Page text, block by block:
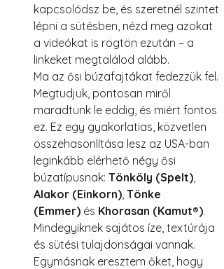
kapcsolódsz be, és szeretnél szintet
lépni a sütésben, nézd meg azokat
a videókat is rögtön ezután – a
linkeket megtalálod alább.
Ma az ősi búzafajtákat fedezzük fel.
Megtudjuk, pontosan miről
maradtunk le eddig, és miért fontos
ez. Ez egy gyakorlatias, közvetlen
összehasonlítása lesz az USA-ban
leginkább elérhető négy ősi
búzatípusnak: Tönköly (Spelt)
Alakor (Einkorn) Tönke
(Emmer) és Khorasan (Kamut®).
Mindegyiknek sajátos íze, textúrája
és sütési tulajdonságai vannak.
Egymásnak eresztem őket, hogy